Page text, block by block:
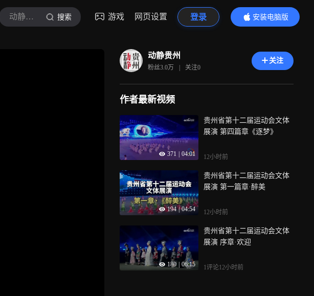
动静贵州 搜索 游戏 网页设置 登录
安装电脑版
内容更精彩
动静贵州
粉丝3.0万 | 关注0
关注
作者最新视频
371 04:01
贵州省第十二届运动会文体
展演 第四篇章《逐梦》
12小时前
194 | 04:54
贵州省第十二届运动会文体
展演 第一篇章·醉美
12小时前
180 06:15
贵州省第十二届运动会文体
展演 序章·欢迎
1评论12小时前